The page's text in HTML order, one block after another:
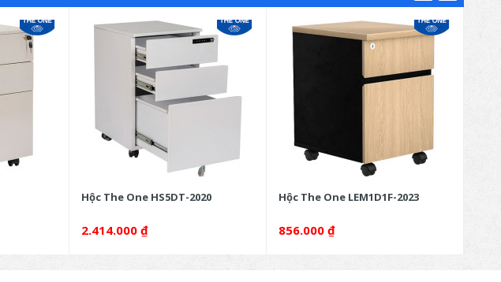
Hộc The One HS5DT-2020
2.414.000 ₫
Hộc The One LEM1D1F-2023
856.000 ₫